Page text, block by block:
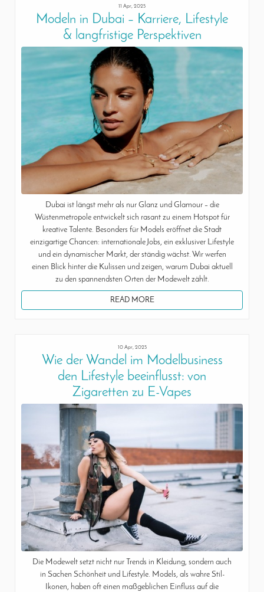
11 Apr, 2025
Modeln in Dubai – Karriere, Lifestyle
& langfristige Perspektiven
Dubai ist längst mehr als nur Glanz und Glamour – die
Wüstenmetropole entwickelt sich rasant zu einem Hotspot für
kreative Talente. Besonders für Models eröffnet die Stadt
einzigartige Chancen: internationale Jobs, ein exklusiver Lifestyle
und ein dynamischer Markt, der ständig wächst. Wir werfen
einen Blick hinter die Kulissen und zeigen, warum Dubai aktuell
zu den spannendsten Orten der Modewelt zählt.
READ MORE
10 Apr, 2025
Wie der Wandel im Modelbusiness
den Lifestyle beeinflusst: von
Zigaretten zu E-Vapes
Die Modewelt setzt nicht nur Trends in Kleidung, sondern auch
in Sachen Schönheit und Lifestyle. Models, als wahre Stil-
Ikonen, haben oft einen maßgeblichen Einfluss auf die